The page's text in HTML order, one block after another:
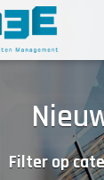
Filter op